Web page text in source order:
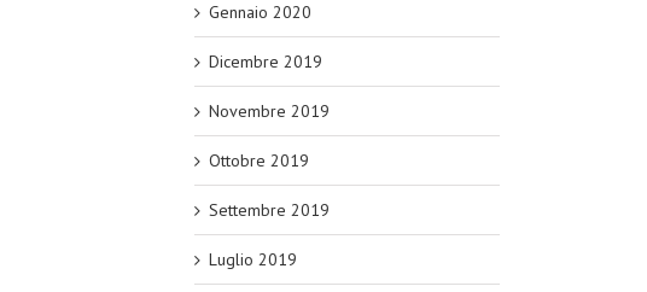
Gennaio 2020
Dicembre 2019
Novembre 2019
Ottobre 2019
Settembre 2019
Luglio 2019